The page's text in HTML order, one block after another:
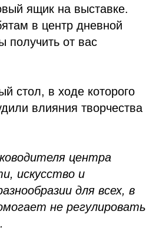
ящик на выставке.
в центр дневной
получить от вас
стол, в ходе которого
влияния творчества
центра
искусство и
для всех, в
не регулировать